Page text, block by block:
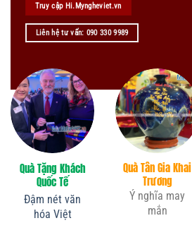
Truy cập Hi.Myngheviet.vn
Liên hệ tư vấn: 090 330 9989
Quà Tặng Khách
Quốc Tế
Đậm nét văn
hóa Việt
Quà Tân Gia Khai
Trương
Ý nghĩa may
mắn